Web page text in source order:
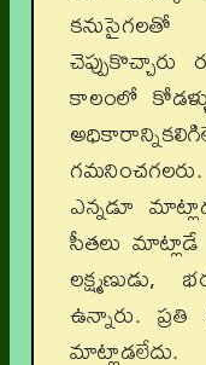
కనుసైగలతో
కాలంలో
ఎన్నడూ
సీతలు
లక్ష్మణుడు,
ఉన్నారు.